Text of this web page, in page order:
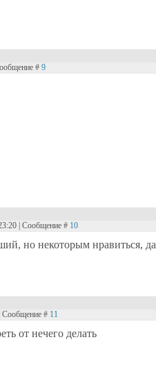
# 9
| Сообщение # 10
но некоторым нравиться,
Сообщение # 11
от нечего делать